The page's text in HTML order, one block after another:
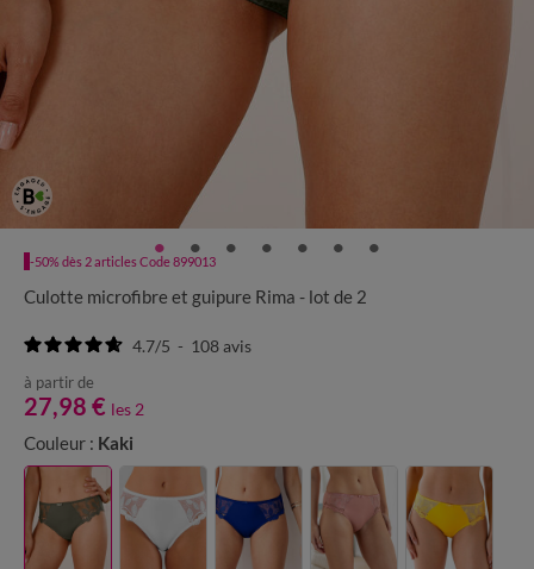
-50% dès 2 articles Code 899013
Culotte microfibre et guipure Rima - lot de 2
4.7/5 - 108avis
à partir de
27,98 € les 2
Couleur : Kaki